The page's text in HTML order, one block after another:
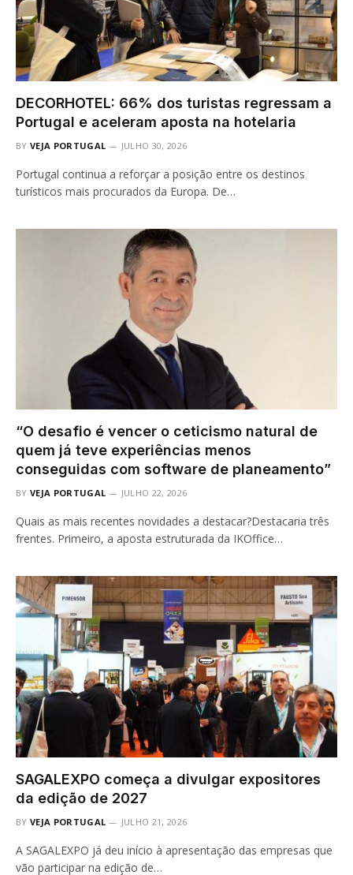
DECORHOTEL: 66% dos turistas regressam a
Portugal e aceleram aposta na hotelaria
BY VEJA PORTUGAL JULHO 30, 2026
Portugal continua a reforçar a posição entre os destinos
turísticos mais procurados da Europa. De…
“O desafio é vencer o ceticismo natural de
quem já teve experiências menos
conseguidas com software de planeamento”
BY VEJA PORTUGAL JULHO 22, 2026
Quais as mais recentes novidades a destacar?Destacaria três
frentes. Primeiro, a aposta estruturada da IKOffice…
SAGALEXPO começa a divulgar expositores
da edição de 2027
BY VEJA PORTUGAL JULHO 21, 2026
A SAGALEXPO já deu início à apresentação das empresas que
vão participar na edição de…